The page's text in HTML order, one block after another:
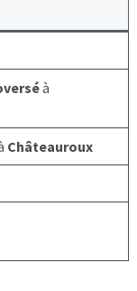
à
Châteauroux